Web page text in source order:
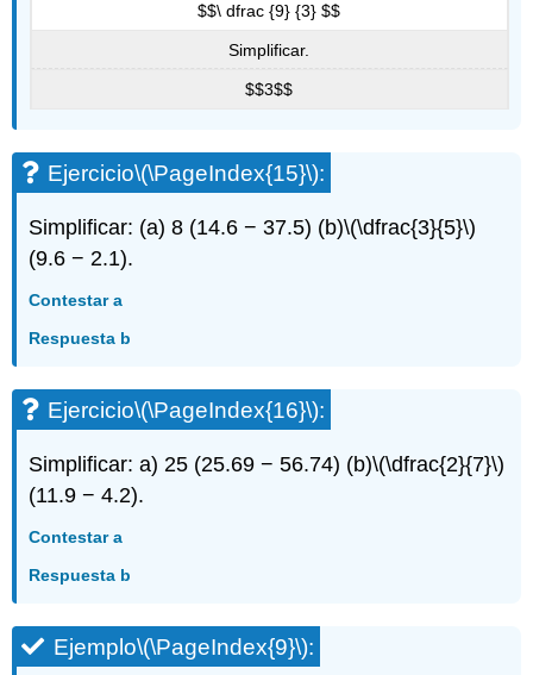
$$\ dfrac {9} {3} $$
Simplificar.
$$3$$
Ejercicio\(\PageIndex{15}\):
Simplificar: (a) 8 (14.6 − 37.5) (b)\(\dfrac{3}{5}\)
(9.6 − 2.1).
Contestar a
Respuesta b
Ejercicio\(\PageIndex{16}\):
Simplificar: a) 25 (25.69 − 56.74) (b)\(\dfrac{2}{7}\)
(11.9 − 4.2).
Contestar a
Respuesta b
Ejemplo\(\PageIndex{9}\):